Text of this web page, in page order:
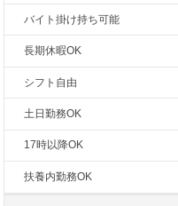
バイト掛け持ち可能
長期休暇OK
シフト自由
土日勤務OK
17時以降OK
扶養内勤務OK